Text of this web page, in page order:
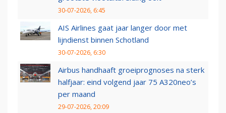
30-07-2026, 6:45
AIS Airlines gaat jaar langer door met
lijndienst binnen Schotland
30-07-2026, 6:30
Airbus handhaaft groeiprognoses na sterk
halfjaar: eind volgend jaar 75 A320neo’s
per maand
29-07-2026, 20:09